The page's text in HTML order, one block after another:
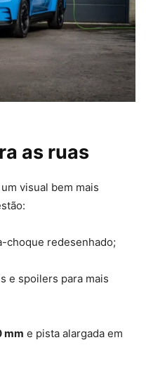
as ruas
visual bem mais
choque redesenhado;
e spoilers para mais
mm e pista alargada em